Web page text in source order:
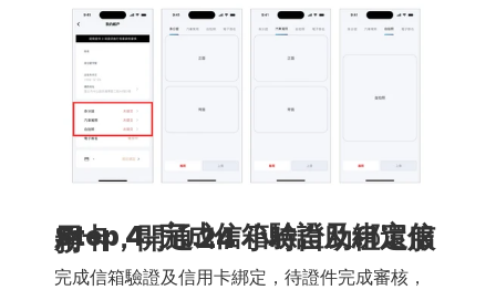
Step 4. 完成信箱驗證及綁定信用卡，開通 24 小時自助租還服務
完成信箱驗證及信用卡綁定，待證件完成審核，